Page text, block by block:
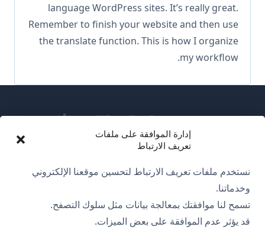
إدارة الموافقة على ملفات
تعريف الارتباط
نستخدم ملفات تعريف الارتباط لتحسين موقعنا الإلكتروني
وخدماتنا.
تسمح لنا موافقتك بمعالجة بيانات مثل سلوك التصفح.
قد يؤثر عدم الموافقة على بعض الميزات.
language WordPress sites. It’s really great.
Remember to finish your website and then use
the translate function. This is how I organize
my workflow.
انضم إلى فريقنا(يفتح
في